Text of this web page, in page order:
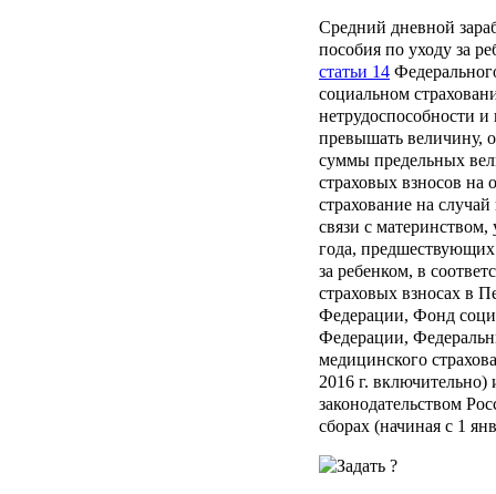
Средний дневной
пособия по уходу за
статьи 14
социальном
нетрудоспособности
превышать величину,
суммы предельных
страховых взносов на
страхование на
связи с
года, предшествующих
за ребенком, в
страховых взносах в
Федерации, Фонд
Федерации,
медицинского
2016 г. включительно)
законодательством
сборах (начиная с 1